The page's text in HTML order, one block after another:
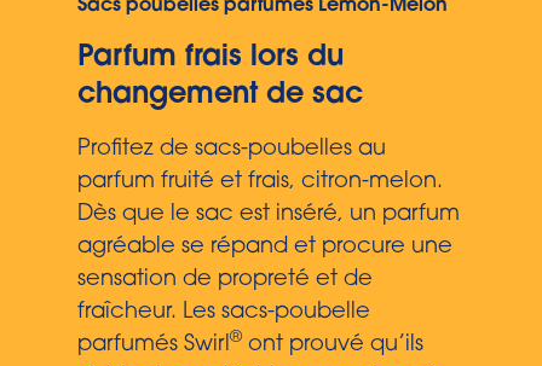
Sacs poubelles parfumés Lemon-Melon
Parfum frais lors du
changement de sac
Profitez de sacs-poubelles au
parfum fruité et frais, citron-melon.
Dès que le sac est inséré, un parfum
agréable se répand et procure une
sensation de propreté et de
fraîcheur. Les sacs-poubelle
parfumés Swirl® ont prouvé qu’ils